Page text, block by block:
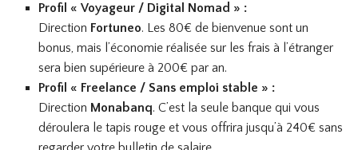
Profil « Voyageur / Digital Nomad » :
Direction Fortuneo. Les 80€ de bienvenue sont un
bonus, mais l’économie réalisée sur les frais à l’étranger
sera bien supérieure à 200€ par an.
Profil « Freelance / Sans emploi stable » :
Direction Monabanq. C’est la seule banque qui vous
déroulera le tapis rouge et vous offrira jusqu’à 240€ sans